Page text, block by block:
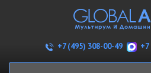
+7 (495) 308-00-49